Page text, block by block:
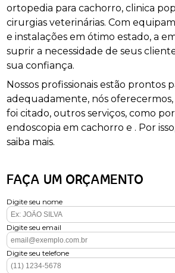
ortopedia para cachorro, clinica
cirurgias veterinárias. Com
e instalações em ótimo estado, a
suprir a necessidade de seus
sua confiança.
Nossos profissionais estão prontos
adequadamente, nós
foi citado, outros serviços, como
endoscopia em cachorro e . Por
saiba mais.
FAÇA UM ORÇAMENTO
Digite seu nome
Digite seu email
Digite seu telefone